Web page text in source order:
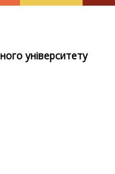
університету